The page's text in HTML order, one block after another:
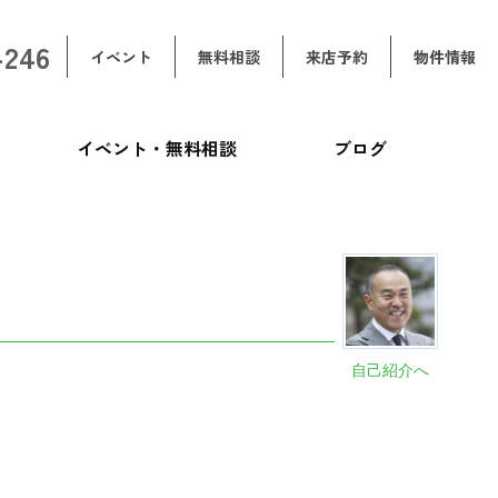
イベント 無料相談 来店予約 物件情報
イベント・無料相談 ブログ
自己紹介へ